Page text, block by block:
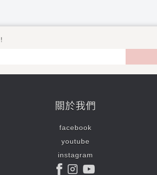
關於我們
facebook
youtube
instagram